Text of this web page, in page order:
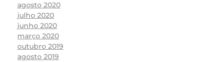
agosto 2020
julho 2020
junho 2020
março 2020
outubro 2019
agosto 2019